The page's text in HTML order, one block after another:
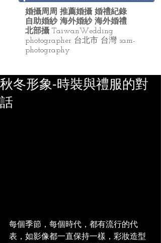
婚攝周周 推薦婚攝 婚禮紀錄
自助婚紗 海外婚紗 海外婚禮
北部攝 TaiwanWedding
photographer 台北市 台灣 sam-
photography
秋冬形象-時裝與禮服的對
話
每個季節，每個時代，都有流行的代
表，如影像都一直保持一樣，彩妝造型